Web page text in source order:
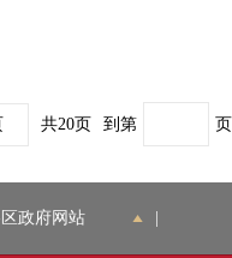
共20页 到第 页
政府网站